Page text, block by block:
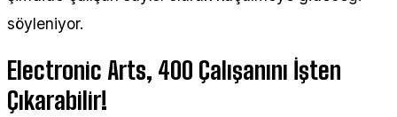
söyleniyor.
Electronic Arts, 400 Çalışanını İşten
Çıkarabilir!